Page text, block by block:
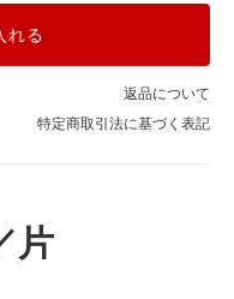
れる
返品について
特定商取引法に基づく表記
片